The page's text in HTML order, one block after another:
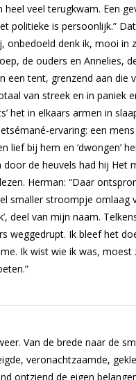
veel terugkwam. Een
politieke is persoonlijk.”
onbedoeld denk ik, mooi in
de ouders en Annelies,
tent, grenzend aan die
van streek en in paniek
het in elkaars armen in
ervaring: een
lief bij hem en ‘dwongen’
de heuvels had hij Het
Herman: “Daar
smaller stroompje omlaag
deel van mijn naam.
weggedrupt. Ik bleef het
Ik wist wie ik was,
Van de brede naar de
veronachtzaamde,
ontziend de eigen